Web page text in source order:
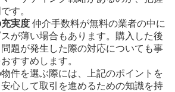
す。
実度仲介手数料が無料の業者の中に
が薄い場合もあります。購入した後
題が発生した際の対応についても事
すすめします。
件を選ぶ際には、上記のポイントを
心して取引を進めるための知識を持